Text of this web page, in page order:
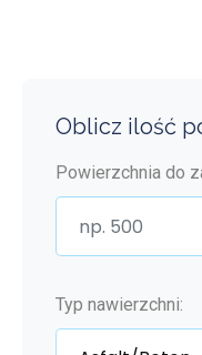
Oblicz ilość
Powierzchnia do
Typ nawierzchni: